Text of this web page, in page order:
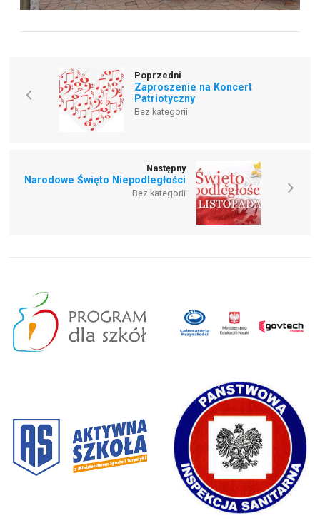
Poprzedni
Zaproszenie na Koncert
Patriotyczny
Bez kategorii
Następny
Narodowe Święto Niepodległości
Bez kategorii